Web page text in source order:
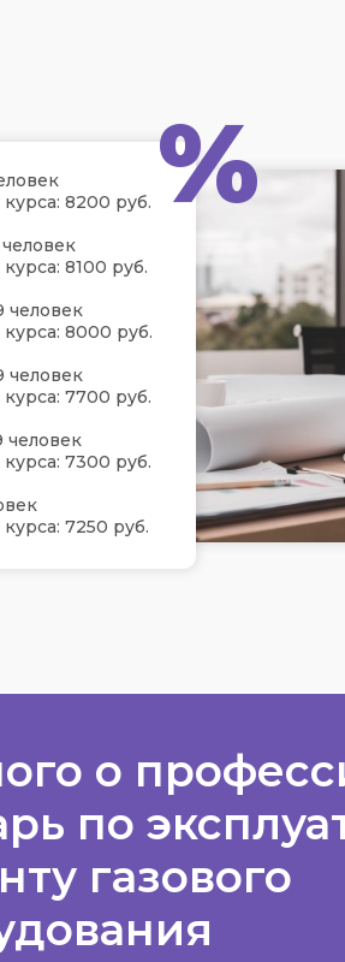
8200 руб.
человек
8100 руб.
человек
8000 руб.
человек
7700 руб.
человек
7300 руб.
7250 руб.
%
о
по
газового